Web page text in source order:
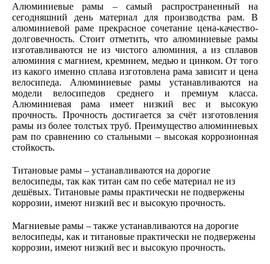
Алюминиевые рамы – самый распространенный на
сегодняшний день материал для производства рам. В
алюминиевой раме прекрасное сочетание цена-качество-
долговечность. Стоит отметить, что алюминиевые рамы
изготавливаются не из чистого алюминия, а из сплавов
алюминия с магнием, кремнием, медью и цинком. От того
из какого именно сплава изготовлена рама зависит и цена
велосипеда. Алюминиевые рамы устанавливаются на
модели велосипедов среднего и премиум класса.
Алюминиевая рама имеет низкий вес и высокую
прочность. Прочность достигается за счёт изготовления
рамы из более толстых труб. Преимущество алюминиевых
рам по сравнению со стальными – высокая коррозионная
стойкость.
Титановые рамы – устанавливаются на дорогие
велосипеды, так как титан сам по себе материал не из
дешёвых. Титановые рамы практически не подвержены
коррозии, имеют низкий вес и высокую прочность.
Магниевые рамы – также устанавливаются на дорогие
велосипеды, как и титановые практически не подвержены
коррозии, имеют низкий вес и высокую прочность.